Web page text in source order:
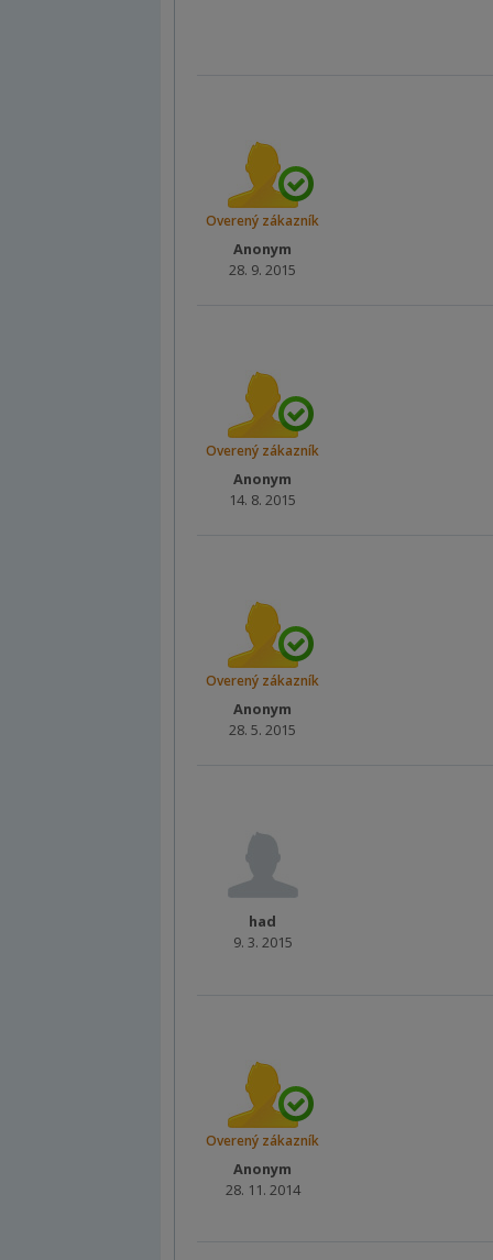
Overený zákazník
Anonym
28. 9. 2015
Overený zákazník
Anonym
14. 8. 2015
Overený zákazník
Anonym
28. 5. 2015
had
9. 3. 2015
Overený zákazník
Anonym
28. 11. 2014